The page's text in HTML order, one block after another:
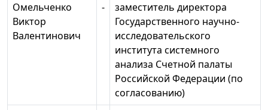
Омельченко
Виктор
Валентинович
-
заместитель директора
Государственного научно-
исследовательского
института системного
анализа Счетной палаты
Российской Федерации (по
согласованию)